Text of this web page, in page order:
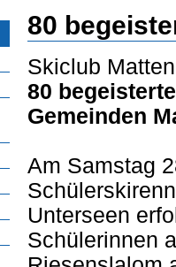
80
Skiclub Matten
80
Gemeinden
Am Samstag
Unterseen
Schülerinnen